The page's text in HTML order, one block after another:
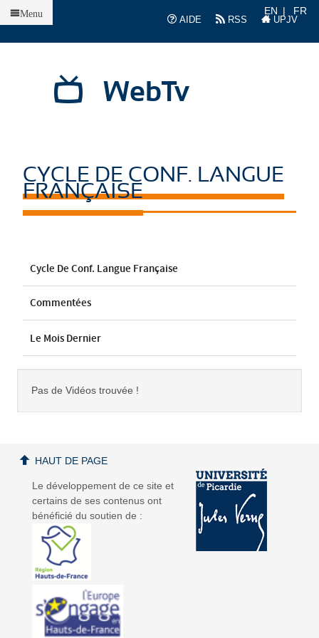
AIDE
RSS UPJV
EN FR
WebTv
Menu
CYCLE DE CONF. LANGUE
FRANÇAISE
Cycle De Conf. Langue Française
Commentées
Le Mois Dernier
Pas de Vidéos trouvée !
Le développement de ce site et
certains de ses contenus ont
bénéficié du soutien de :
HAUT DE PAGE